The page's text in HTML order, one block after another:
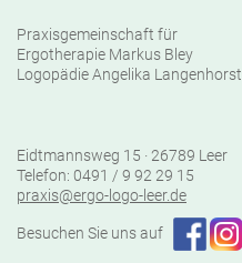
Praxisgemeinschaft für
Ergotherapie Markus Bley
Logopädie Angelika Langenhorst
Eidtmannsweg 15 · 26789 Leer
Telefon: 0491 / 9 92 29 15
praxis@ergo-logo-leer.de
Besuchen Sie uns auf